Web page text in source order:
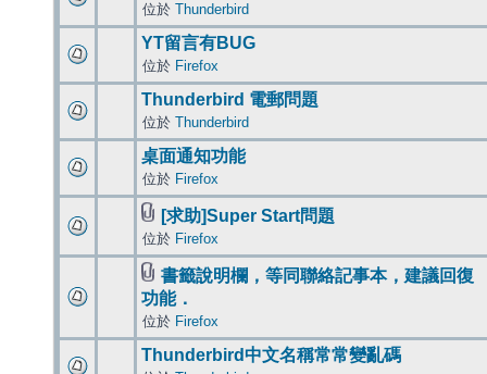
位於 Thunderbird
YT留言有BUG
位於 Firefox
Thunderbird 電郵問題
位於 Thunderbird
桌面通知功能
位於 Firefox
[求助]Super Start問題
位於 Firefox
書籤說明欄，等同聯絡記事本，建議回復
功能．
位於 Firefox
Thunderbird中文名稱常常變亂碼